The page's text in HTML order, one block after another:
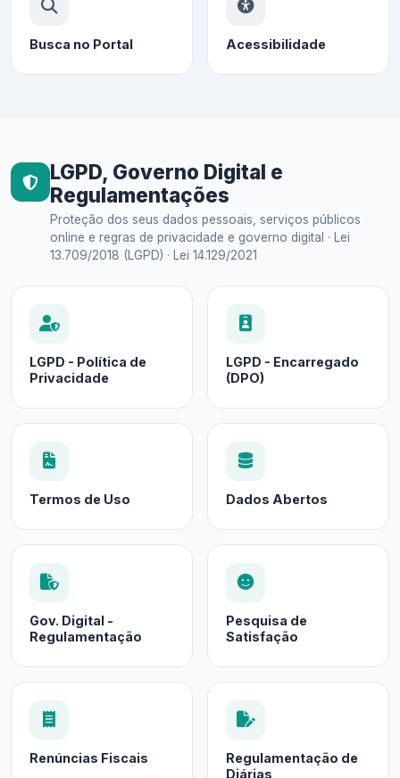
Busca no Portal Acessibilidade
LGPD, Governo Digital e
Regulamentações
Proteção dos seus dados pessoais, serviços públicos
online e regras de privacidade e governo digital · Lei
13.709/2018 (LGPD) · Lei 14.129/2021
LGPD - Política de
Privacidade
LGPD - Encarregado
(DPO)
Termos de Uso Dados Abertos
Gov. Digital -
Regulamentação
Pesquisa de
Satisfação
Renúncias Fiscais
Regulamentação de
Diárias